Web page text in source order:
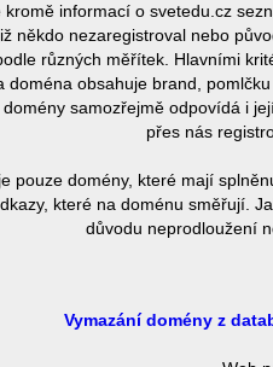
kromě informací o svetedu.cz
někdo nezaregistroval nebo
různých měřítek. Hlavními
doména obsahuje brand,
samozřejmě odpovídá i
přes nás
pouze domény, které mají
které na doménu směřují.
důvodu neprodloužení
Vymazání domény z